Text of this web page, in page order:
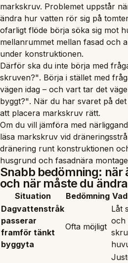
markskruv. Problemet uppstår
ändra hur vatten rör sig på
ofarligt flöde börja söka sig mot
mellanrummet mellan fasad och
under konstruktionen.
Därför ska du inte börja med
skruven?". Börja i stället med
vägen idag – och vart tar det
byggt?". När du har svaret på
att placera markskruv rätt.
Om du vill jämföra med
läsa markskruv vid
dränering runt konstruktionen
husgrund och fasadnära montage
Snabb bedömning: när
och när måste du
Situation Bedömning
Dagvattenstråk
passerar
framför tänkt
byggyta
Ofta möjligt
Låt
och